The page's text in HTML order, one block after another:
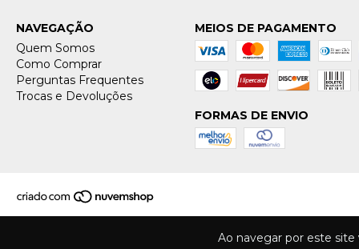
Ao navegar por este site
NAVEGAÇÃO
Quem Somos
Como Comprar
Perguntas Frequentes
Trocas e Devoluções
MEIOS DE PAGAMENTO
FORMAS DE ENVIO